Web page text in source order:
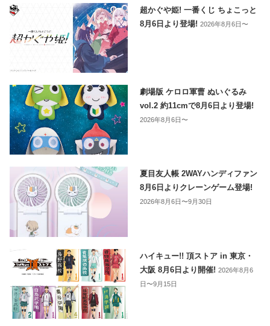
超かぐや姫! 一番くじ ちょこっと
8月6日より登場!2026年8月6日〜
劇場版 ケロロ軍曹 ぬいぐるみ
vol.2 約11cmで8月6日より登場!
2026年8月6日〜
夏目友人帳 2WAYハンディファン
8月6日よりクレーンゲーム登場!
2026年8月6日〜9月30日
ハイキュー!! 頂ストア in 東京・
大阪 8月6日より開催!2026年8月6
日〜9月15日